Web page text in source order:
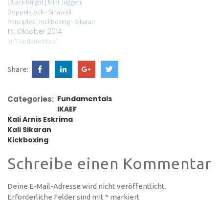
(Black Knight | Mini Jugger)|
Doppelstock - Sinawali
Principles | Kickboxing - Sikaran
Drills | waffenlose Techniken -
Kadena de ManoCome on.
ass.www.roninz.de | Tel.:
0751.270.889.42NewsletterRoni
nZ auf You Tube
15. Oktober 2014
In "Fundamentals"
Share:
Categories: Fundamentals
IKAEF
Kali Arnis Eskrima
Kali Sikaran
Kickboxing
Schreibe einen Kommentar
Deine E-Mail-Adresse wird nicht veröffentlicht.
Erforderliche Felder sind mit * markiert